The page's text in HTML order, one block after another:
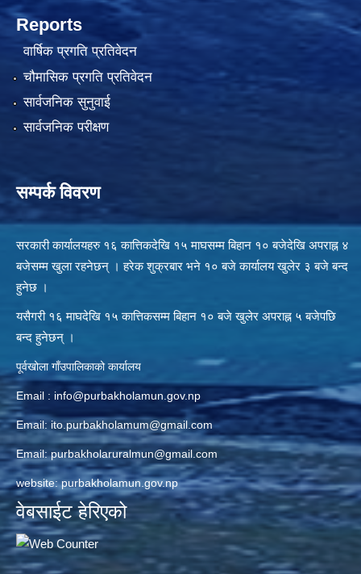
Reports
वार्षिक प्रगति प्रतिवेदन
चौमासिक प्रगति प्रतिवेदन
सार्वजनिक सुनुवाई
सार्वजनिक परीक्षण
सम्पर्क विवरण
सरकारी कार्यालयहरु १६ कात्तिकदेखि १५ माघसम्म बिहान १० बजेदेखि अपराह्न ४
बजेसम्म खुला रहनेछन् । हरेक शुक्रबार भने १० बजे कार्यालय खुलेर ३ बजे बन्द
हुनेछ ।
यसैगरी १६ माघदेखि १५ कात्तिकसम्म बिहान १० बजे खुलेर अपराह्न ५ बजेपछि
बन्द हुनेछन् ।
पूर्वखोला गाँउपालिकाको कार्यालय
Email : info@purbakholamun.gov.np
Email: ito.purbakholamum@gmail.com
Email:purbakholaruralmun@gmail.com
website: purbakholamun.gov.np
वेबसाईट हेरिएको